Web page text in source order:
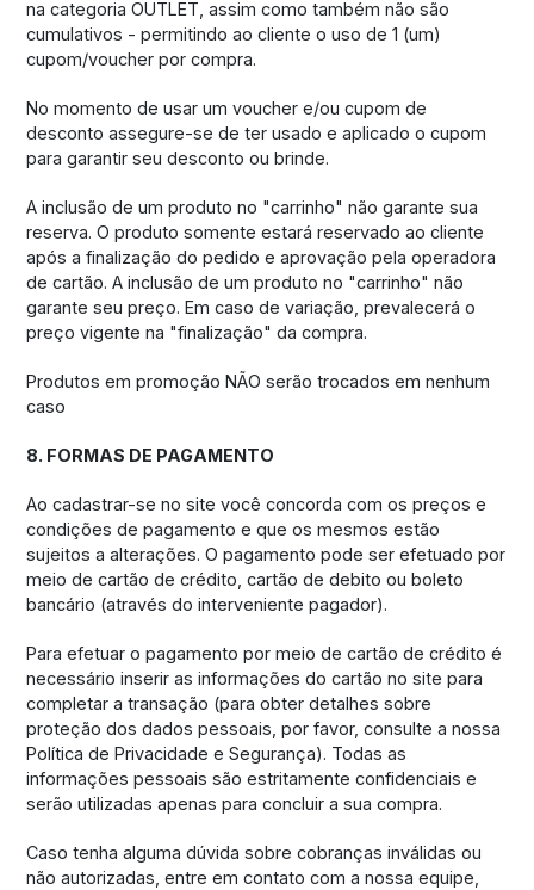
na categoria OUTLET, assim como também não são
cumulativos - permitindo ao cliente o uso de 1 (um)
cupom/voucher por compra.
No momento de usar um voucher e/ou cupom de
desconto assegure-se de ter usado e aplicado o cupom
para garantir seu desconto ou brinde.
A inclusão de um produto no "carrinho" não garante sua
reserva. O produto somente estará reservado ao cliente
após a finalização do pedido e aprovação pela operadora
de cartão. A inclusão de um produto no "carrinho" não
garante seu preço. Em caso de variação, prevalecerá o
preço vigente na "finalização" da compra.
Produtos em promoção NÃO serão trocados em nenhum
caso
8. FORMAS DE PAGAMENTO
Ao cadastrar-se no site você concorda com os preços e
condições de pagamento e que os mesmos estão
sujeitos a alterações. O pagamento pode ser efetuado por
meio de cartão de crédito, cartão de debito ou boleto
bancário (através do interveniente pagador).
Para efetuar o pagamento por meio de cartão de crédito é
necessário inserir as informações do cartão no site para
completar a transação (para obter detalhes sobre
proteção dos dados pessoais, por favor, consulte a nossa
Política de Privacidade e Segurança). Todas as
informações pessoais são estritamente confidenciais e
serão utilizadas apenas para concluir a sua compra.
Caso tenha alguma dúvida sobre cobranças inválidas ou
não autorizadas, entre em contato com a nossa equipe,